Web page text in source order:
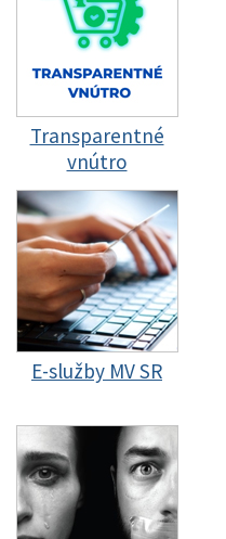
Transparentné
vnútro
E-služby MV SR